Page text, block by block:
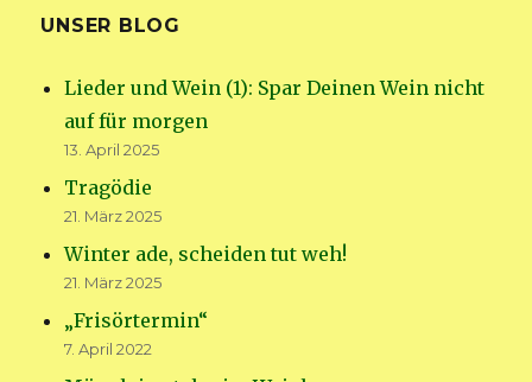
UNSER BLOG
Lieder und Wein (1): Spar Deinen Wein nicht
auf für morgen
13. April 2025
Tragödie
21. März 2025
Winter ade, scheiden tut weh!
21. März 2025
„Frisörtermin“
7. April 2022